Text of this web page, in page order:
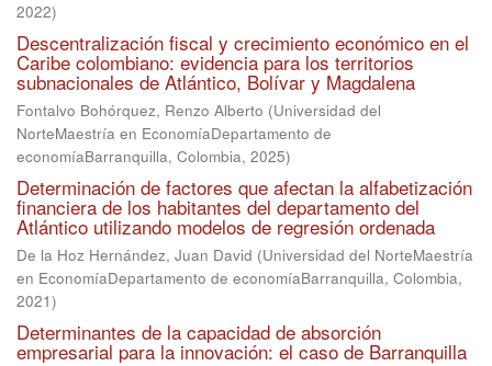
2022)
Descentralización fiscal y crecimiento económico en el
Caribe colombiano: evidencia para los territorios
subnacionales de Atlántico, Bolívar y Magdalena
Fontalvo Bohórquez, Renzo Alberto (Universidad del
NorteMaestría en EconomíaDepartamento de
economíaBarranquilla, Colombia, 2025)
Determinación de factores que afectan la alfabetización
financiera de los habitantes del departamento del
Atlántico utilizando modelos de regresión ordenada
De la Hoz Hernández, Juan David (Universidad del NorteMaestría
en EconomíaDepartamento de economíaBarranquilla, Colombia,
2021)
Determinantes de la capacidad de absorción
empresarial para la innovación: el caso de Barranquilla